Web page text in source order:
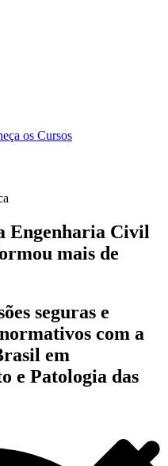
os Cursos
Engenharia Civil
mais de
seguras e
com a
em
e Patologia das